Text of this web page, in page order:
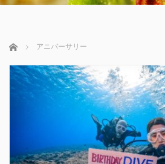
ホーム アニバーサリー